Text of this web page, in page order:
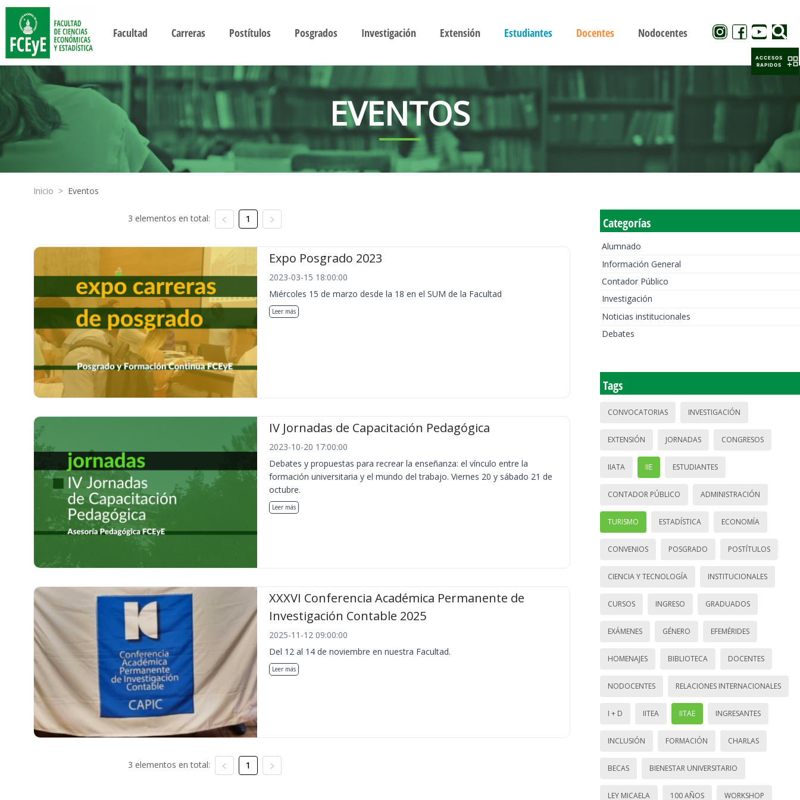
Facultad Carreras Postítulos Posgrados Investigación Extensión Estudiantes Docentes Nodocentes
EVENTOS
Inicio > Eventos
3 elementos en total: 1
Expo Posgrado 2023
2023-03-15 18:00:00
Miércoles 15 de marzo desde la 18 en el SUM de la Facultad
Leer más
IV Jornadas de Capacitación Pedagógica
2023-10-20 17:00:00
Debates y propuestas para recrear la enseñanza: el vínculo entre la
formación universitaria y el mundo del trabajo. Viernes 20 y sábado 21 de
octubre.
Leer más
XXXVI Conferencia Académica Permanente de
Investigación Contable 2025
2025-11-12 09:00:00
Del 12 al 14 de noviembre en nuestra Facultad.
Leer más
3 elementos en total: 1
Categorías
Alumnado
Información General
Contador Público
Investigación
Noticias institucionales
Debates
Tags
CONVOCATORIAS INVESTIGACIÓN
EXTENSIÓN JORNADAS CONGRESOS
IIATA IIE ESTUDIANTES
CONTADOR PÚBLICO ADMINISTRACIÓN
TURISMO ESTADÍSTICA ECONOMÍA
CONVENIOS POSGRADO POSTÍTULOS
CIENCIA Y TECNOLOGÍA INSTITUCIONALES
CURSOS INGRESO GRADUADOS
EXÁMENES GÉNERO EFEMÉRIDES
HOMENAJES BIBLIOTECA DOCENTES
NODOCENTES RELACIONES INTERNACIONALES
I + D IITEA IITAE INGRESANTES
INCLUSIÓN FORMACIÓN CHARLAS
BECAS BIENESTAR UNIVERSITARIO
LEY MICAELA 100 AÑOS WORKSHOP
ACCESOS
RAPIDOS